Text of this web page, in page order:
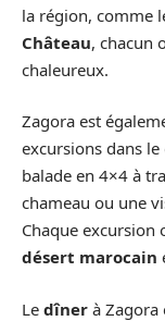
la région, comme
Château, chacun
chaleureux.
Zagora est
excursions dans
balade en 4×4 à
chameau ou une
Chaque excursion
désert marocain
Le dîner à Zagora